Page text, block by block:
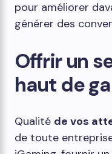
pour améliorer
générer des
Offrir un
haut de
Qualité de vos
de toute